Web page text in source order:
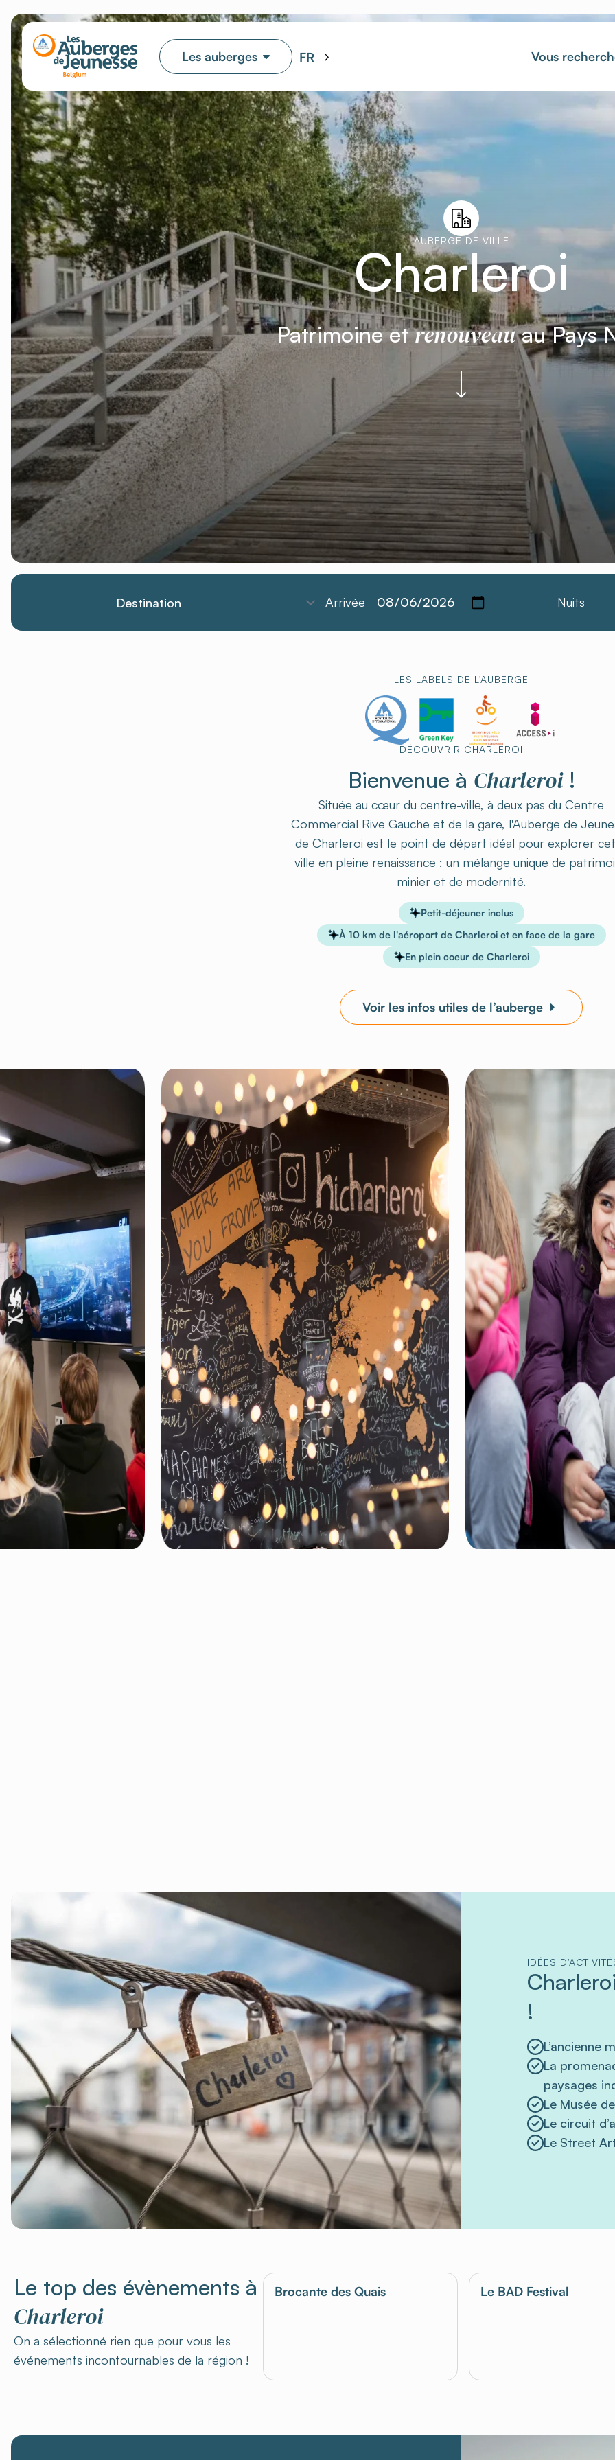
Les auberges FR Vous
AUBERGE DE VILLE
Charleroi
Patrimoine etrenouveauau Pays
Arrivée Nuits
LES LABELS DE L'AUBERGE
DÉCOUVRIR CHARLEROI
Bienvenue à Charleroi!
Située au cœur du centre-ville, à deux pas du Centre
Commercial Rive Gauche et de la gare, l'Auberge de
de Charleroi est le point de départ idéal pour explorer
ville en pleine renaissance : un mélange unique de
minier et de modernité.
Petit-déjeuner inclus
À 10 km de l'aéroport de Charleroi et en face de la gare
En plein coeur de Charleroi
Voir les infos utiles de l’auberge
IDÉES
!
L’ancienne
La
paysages
Le Musée
Le circuit
Le Street
Le top des évènements à
Charleroi
On a sélectionné rien que pour vous les
événements incontournables de la région !
Brocante des Quais Le BAD Festival